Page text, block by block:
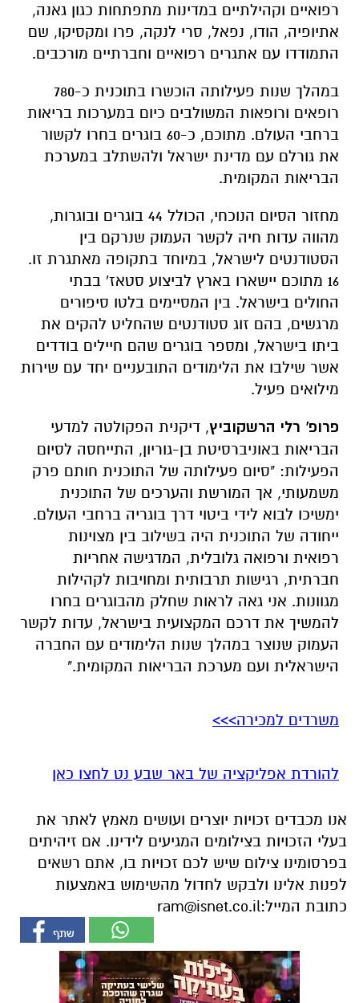
רפואיים וקהילתיים במדינות מתפתחות כגון גאנה,
אתיופיה, הודו, נפאל, סרי לנקה, פרו ומקסיקו, שם
התמודדו עם אתגרים רפואיים וחברתיים מורכבים.
במהלך שנות פעילותה הוכשרו בתוכנית כ-780
רופאים ורופאות המשולבים כיום במערכות בריאות
ברחבי העולם. מתוכם, כ-60 בוגרים בחרו לקשור
את גורלם עם מדינת ישראל ולהשתלב במערכת
הבריאות המקומית.
מחזור הסיום הנוכחי, הכולל 44 בוגרים ובוגרות,
מהווה עדות חיה לקשר העמוק שנרקם בין
הסטודנטים לישראל, במיוחד בתקופה מאתגרת זו.
16 מתוכם יישארו בארץ לביצוע סטאז' בבתי
החולים בישראל. בין המסיימים בלטו סיפורים
מרגשים, בהם זוג סטודנטים שהחליט להקים את
ביתו בישראל, ומספר בוגרים שהם חיילים בודדים
אשר שילבו את הלימודים התובעניים יחד עם שירות
מילואים פעיל.
פרופ' רלי הרשקוביץ, דיקנית הפקולטה למדעי
הבריאות באוניברסיטת בן-גוריון, התייחסה לסיום
הפעילות: "סיום פעילותה של התוכנית חותם פרק
משמעותי, אך המורשת והערכים של התוכנית
ימשיכו לבוא לידי ביטוי דרך בוגריה ברחבי העולם.
ייחודה של התוכנית היה בשילוב בין מצוינות
רפואית ורפואה גלובלית, המדגישה אחריות
חברתית, רגישות תרבותית ומחויבות לקהילות
מגוונות. אני גאה לראות שחלק מהבוגרים בחרו
להמשיך את דרכם המקצועית בישראל, עדות לקשר
העמוק שנוצר במהלך שנות הלימודים עם החברה
הישראלית ועם מערכת הבריאות המקומית."
משרדים למכירה>>>
להורדת אפליקציה של באר שבע נט לחצו כאן
אנו מכבדים זכויות יוצרים ועושים מאמץ לאתר את
בעלי הזכויות בצילומים המגיעים לידינו. אם זיהיתים
בפרסומינו צילום שיש לכם זכויות בו, אתם רשאים
לפנות אלינו ולבקש לחדול מהשימוש באמצעות
כתובת המייל:ram@isnet.co.il